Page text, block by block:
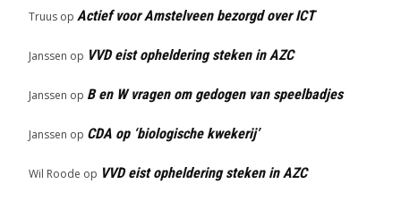
Truus op Actief voor Amstelveen bezorgd over ICT
Janssen op VVD eist opheldering steken in AZC
Janssen op B en W vragen om gedogen van speelbadjes
Janssen op CDA op ‘biologische kwekerij’
Wil Roode op VVD eist opheldering steken in AZC